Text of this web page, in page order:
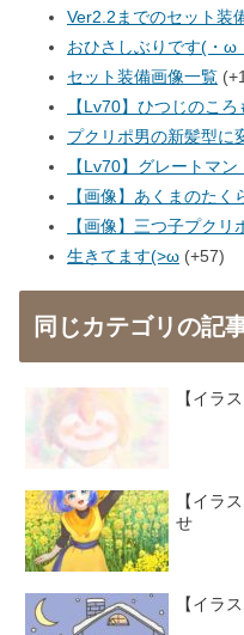
Ver2.2までのセット装
おひさしぶりです(・ω
セット装備画像一覧
【Lv70】ひつじのころ
プクリポ男の新髪型に
【Lv70】グレートマン
【画像】あくまのたく
【画像】三つ子プクリ
生きてます(>ω +57
同じカテゴリの記
【イラ
【イラ
せ
【イラ